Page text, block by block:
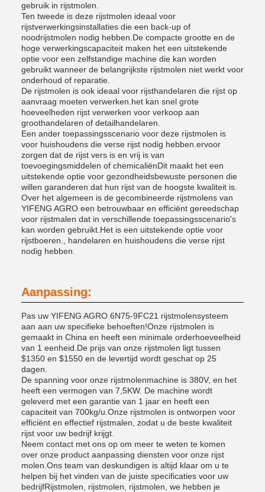
gebruik in rijstmolen.
Ten tweede is deze rijstmolen ideaal voor
rijstverwerkingsinstallaties die een back-up of
noodrijstmolen nodig hebben.De compacte grootte en de
hoge verwerkingscapaciteit maken het een uitstekende
optie voor een zelfstandige machine die kan worden
gebruikt wanneer de belangrijkste rijstmolen niet werkt voor
onderhoud of reparatie.
De rijstmolen is ook ideaal voor rijsthandelaren die rijst op
aanvraag moeten verwerken.het kan snel grote
hoeveelheden rijst verwerken voor verkoop aan
groothandelaren of detailhandelaren.
Een ander toepassingsscenario voor deze rijstmolen is
voor huishoudens die verse rijst nodig hebben.ervoor
zorgen dat de rijst vers is en vrij is van
toevoegingsmiddelen of chemicaliënDit maakt het een
uitstekende optie voor gezondheidsbewuste personen die
willen garanderen dat hun rijst van de hoogste kwaliteit is.
Over het algemeen is de gecombineerde rijstmolens van
YIFENG AGRO een betrouwbaar en efficiënt gereedschap
voor rijstmalen dat in verschillende toepassingsscenario's
kan worden gebruikt.Het is een uitstekende optie voor
rijstboeren., handelaren en huishoudens die verse rijst
nodig hebben.
Aanpassing:
Pas uw YIFENG AGRO 6N75-9FC21 rijstmolensysteem
aan aan uw specifieke behoeften!Onze rijstmolen is
gemaakt in China en heeft een minimale orderhoeveelheid
van 1 eenheid.De prijs van onze rijstmolen ligt tussen
$1350 en $1550 en de levertijd wordt geschat op 25
dagen.
De spanning voor onze rijstmolenmachine is 380V, en het
heeft een vermogen van 7,5KW. De machine wordt
geleverd met een garantie van 1 jaar en heeft een
capaciteit van 700kg/u.Onze rijstmolen is ontworpen voor
efficiënt en effectief rijstmalen, zodat u de beste kwaliteit
rijst voor uw bedrijf krijgt.
Neem contact met ons op om meer te weten te komen
over onze product aanpassing diensten voor onze rijst
molen.Ons team van deskundigen is altijd klaar om u te
helpen bij het vinden van de juiste specificaties voor uw
bedrijfRijstmolen, rijstmolen, rijstmolen, we hebben je